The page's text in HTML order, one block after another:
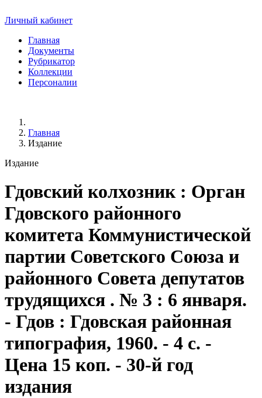
Личный кабинет
Главная
Документы
Рубрикатор
Коллекции
Персоналии
Главная
Издание
Издание
Гдовский колхозник: Орган
Гдовского районного
комитета Коммунистической
партии Советского Союза и
районного Совета депутатов
трудящихся . № 3 : 6 января.
- Гдов : Гдовская районная
типография, 1960. - 4 с. -
Цена 15 коп. - 30-й год
издания